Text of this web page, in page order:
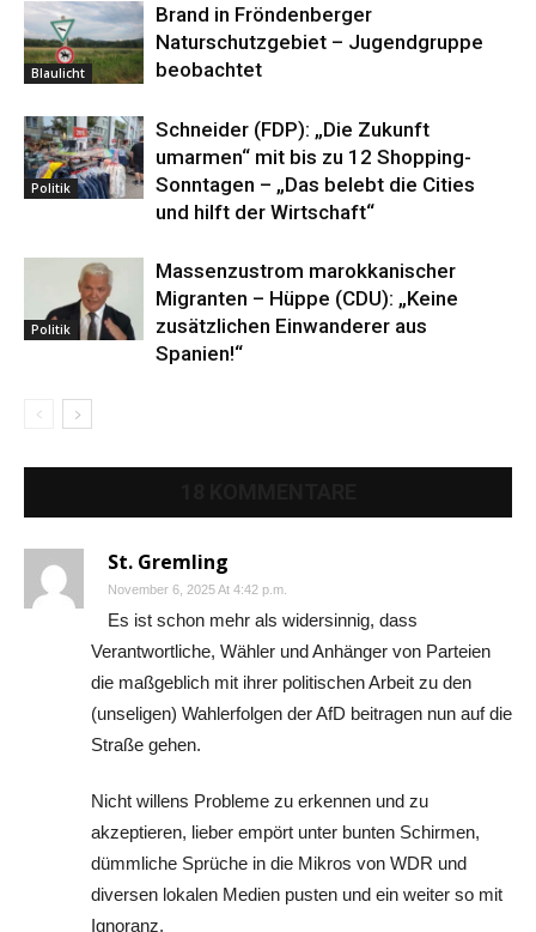
Blaulicht
Brand in Fröndenberger
Naturschutzgebiet – Jugendgruppe
beobachtet
Politik
Schneider (FDP): „Die Zukunft
umarmen“ mit bis zu 12 Shopping-
Sonntagen – „Das belebt die Cities
und hilft der Wirtschaft“
Politik
Massenzustrom marokkanischer
Migranten – Hüppe (CDU): „Keine
zusätzlichen Einwanderer aus
Spanien!“
St. Gremling
November 6, 2025 At 4:42 p.m.
Es ist schon mehr als widersinnig, dass
Verantwortliche, Wähler und Anhänger von Parteien
die maßgeblich mit ihrer politischen Arbeit zu den
(unseligen) Wahlerfolgen der AfD beitragen nun auf die
Straße gehen.
Nicht willens Probleme zu erkennen und zu
akzeptieren, lieber empört unter bunten Schirmen,
dümmliche Sprüche in die Mikros von WDR und
diversen lokalen Medien pusten und ein weiter so mit
Ignoranz.